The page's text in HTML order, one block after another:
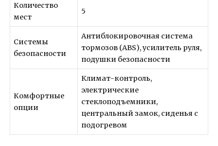
Количество
мест
5
Системы
безопасности
Антиблокировочная система
тормозов (ABS), усилитель руля,
подушки безопасности
Комфортные
опции
Климат-контроль,
электрические
стеклоподъемники,
центральный замок, сиденья с
подогревом